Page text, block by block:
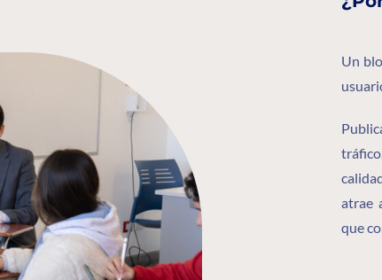
Un
atrae
que